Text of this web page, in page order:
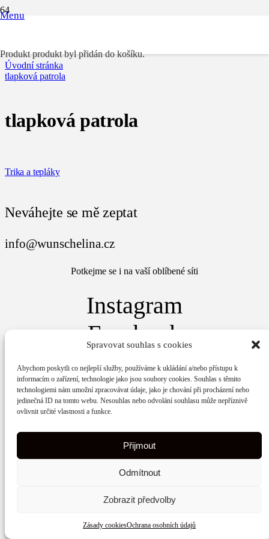
Spravovat souhlas s cookies
Abychom poskytli co nejlepší služby, používáme k ukládání a/nebo přístupu k
informacím o zařízení, technologie jako jsou soubory cookies. Souhlas s těmito
technologiemi nám umožní zpracovávat údaje, jako je chování při procházení nebo
jedinečná ID na tomto webu. Nesouhlas nebo odvolání souhlasu může nepříznivě
ovlivnit určité vlastnosti a funkce.
Přijmout
Odmítnout
Zobrazit předvolby
Zásady cookiesOchrana osobních údajů
Menu
Produktprodukt byl přidán do košíku.
Úvodní stránka
tlapková patrola
tlapková patrola
Trika a tepláky
Neváhejte se mě zeptat
info@wunschelina.cz
Potkejme se i na vaší oblíbené síti
Instagram
Facebook
Ochrana osobních údajů